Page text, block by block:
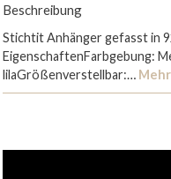
Beschreibung
Stichtit Anhänger gefasst in
EigenschaftenFarbgebung:
lilaGrößenverstellbar:… Mehr